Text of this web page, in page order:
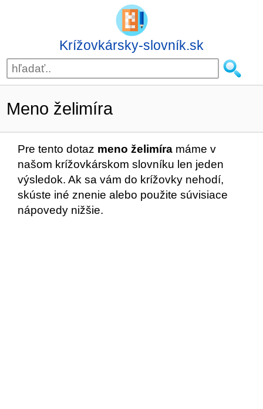
Krížovkársky-slovník.sk
Meno želimíra
Pre tento dotaz meno želimíra máme v
našom krížovkárskom slovníku len jeden
výsledok. Ak sa vám do krížovky nehodí,
skúste iné znenie alebo použite súvisiace
nápovedy nižšie.